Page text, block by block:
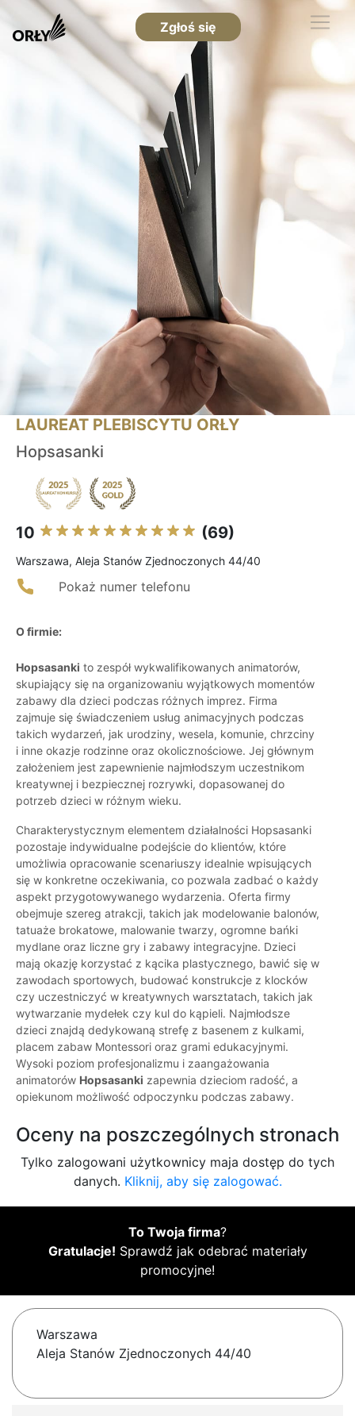
Zgłoś się
LAUREAT PLEBISCYTU ORŁY
Hopsasanki
10 (69)
Warszawa, Aleja Stanów Zjednoczonych 44/40
Pokaż numer telefonu
O firmie:
Hopsasanki to zespół wykwalifikowanych animatorów,
skupiający się na organizowaniu wyjątkowych momentów
zabawy dla dzieci podczas różnych imprez. Firma
zajmuje się świadczeniem usług animacyjnych podczas
takich wydarzeń, jak urodziny, wesela, komunie, chrzciny
i inne okazje rodzinne oraz okolicznościowe. Jej głównym
założeniem jest zapewnienie najmłodszym uczestnikom
kreatywnej i bezpiecznej rozrywki, dopasowanej do
potrzeb dzieci w różnym wieku.
Charakterystycznym elementem działalności Hopsasanki
pozostaje indywidualne podejście do klientów, które
umożliwia opracowanie scenariuszy idealnie wpisujących
się w konkretne oczekiwania, co pozwala zadbać o każdy
aspekt przygotowywanego wydarzenia. Oferta firmy
obejmuje szereg atrakcji, takich jak modelowanie balonów,
tatuaże brokatowe, malowanie twarzy, ogromne bańki
mydlane oraz liczne gry i zabawy integracyjne. Dzieci
mają okazję korzystać z kącika plastycznego, bawić się w
zawodach sportowych, budować konstrukcje z klocków
czy uczestniczyć w kreatywnych warsztatach, takich jak
wytwarzanie mydełek czy kul do kąpieli. Najmłodsze
dzieci znajdą dedykowaną strefę z basenem z kulkami,
placem zabaw Montessori oraz grami edukacyjnymi.
Wysoki poziom profesjonalizmu i zaangażowania
animatorów Hopsasanki zapewnia dzieciom radość, a
opiekunom możliwość odpoczynku podczas zabawy.
Oceny na poszczególnych stronach
Tylko zalogowani użytkownicy maja dostęp do tych
danych. Kliknij, aby się zalogować.
To Twoja firma?
Gratulacje! Sprawdź jak odebrać materiały
promocyjne!
Warszawa
Aleja Stanów Zjednoczonych 44/40